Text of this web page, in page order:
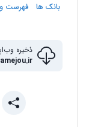
بانک ها
فهرست
ذخیره